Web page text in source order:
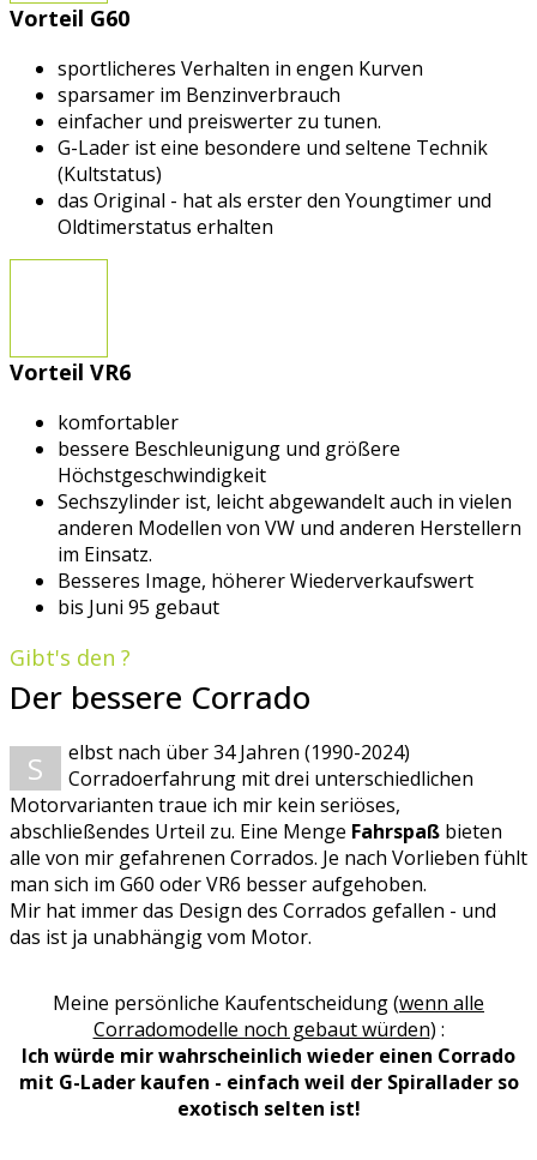
Vorteil G60
sportlicheres Verhalten in engen Kurven
sparsamer im Benzinverbrauch
einfacher und preiswerter zu tunen.
G-Lader ist eine besondere und seltene Technik
(Kultstatus)
das Original - hat als erster den Youngtimer und
Oldtimerstatus erhalten
Vorteil VR6
komfortabler
bessere Beschleunigung und größere
Höchstgeschwindigkeit
Sechszylinder ist, leicht abgewandelt auch in vielen
anderen Modellen von VW und anderen Herstellern
im Einsatz.
Besseres Image, höherer Wiederverkaufswert
bis Juni 95 gebaut
Gibt's den ?
Der bessere Corrado
S
elbst nach über 34 Jahren (1990-2024)
Corradoerfahrung mit drei unterschiedlichen
Motorvarianten traue ich mir kein seriöses,
abschließendes Urteil zu. Eine Menge Fahrspaß bieten
alle von mir gefahrenen Corrados. Je nach Vorlieben fühlt
man sich im G60 oder VR6 besser aufgehoben.
Mir hat immer das Design des Corrados gefallen - und
das ist ja unabhängig vom Motor.
Meine persönliche Kaufentscheidung (wenn alle
Corradomodelle noch gebaut würden) :
Ich würde mir wahrscheinlich wieder einen Corrado
mit G-Lader kaufen - einfach weil der Spirallader so
exotisch selten ist!